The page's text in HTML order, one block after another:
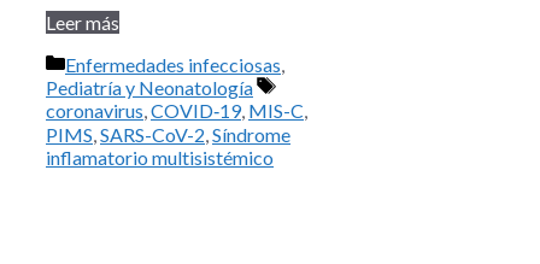
Leer más
Categorías
Enfermedades infecciosas,
Pediatría y Neonatología
Etiquetas
coronavirus,COVID‑19, MIS-C,
PIMS,SARS-CoV-2,Síndrome
inflamatorio multisistémico